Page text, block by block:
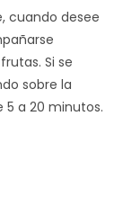
cuando desee
Si se
sobre la
a 20 minutos.